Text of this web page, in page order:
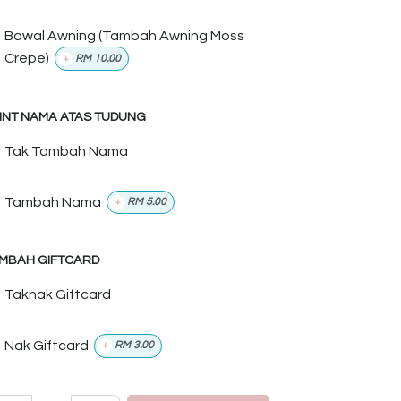
Bawal Awning (Tambah Awning Moss
Crepe)
+ RM 10.00
NAMA ATAS TUDUNG
Tak Tambah Nama
Tambah Nama + RM 5.00
GIFTCARD
Taknak Giftcard
Nak Giftcard + RM 3.00